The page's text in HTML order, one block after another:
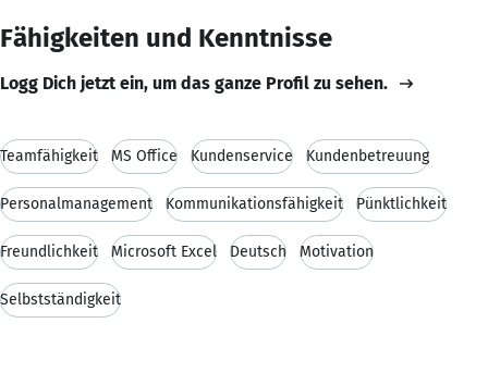
Fähigkeiten und Kenntnisse
Logg Dich jetzt ein, um das ganze Profil zu sehen.
Teamfähigkeit MS Office Kundenservice Kundenbetreuung
Personalmanagement Kommunikationsfähigkeit Pünktlichkeit
Freundlichkeit Microsoft Excel Deutsch Motivation
Selbstständigkeit